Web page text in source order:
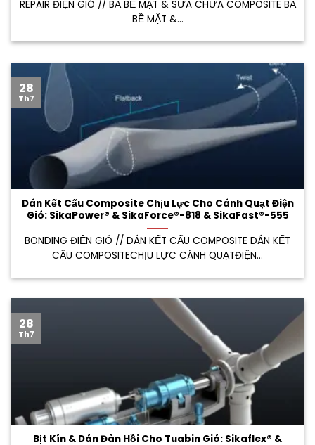
REPAIR ĐIỆN GIÓ // BẢ BỀ MẶT & SỬA CHỮA COMPOSITE BẢ
BỀ MẶT &...
Dán Kết Cấu Composite Chịu Lực Cho Cánh Quạt Điện
Gió: SikaPower® & SikaForce®-818 & SikaFast®-555
BONDING ĐIỆN GIÓ // DÁN KẾT CẤU COMPOSITE DÁN KẾT
CẤU COMPOSITECHỊU LỰC CÁNH QUẠTĐIỆN...
28
Th7
Bịt Kín & Dán Đàn Hồi Cho Tuabin Gió: Sikaflex® &
28
Th7